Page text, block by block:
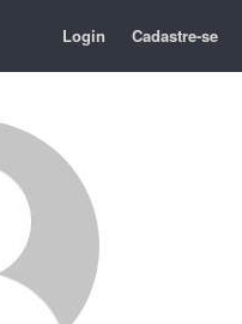
Login Cadastre-se